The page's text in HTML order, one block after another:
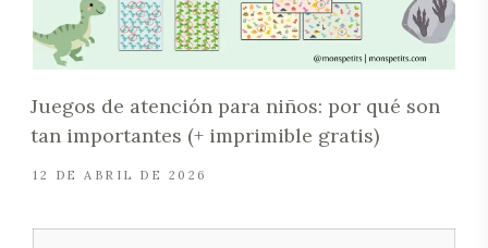
Juegos de atención para niños: por qué son
tan importantes (+ imprimible gratis)
12 DE ABRIL DE 2026